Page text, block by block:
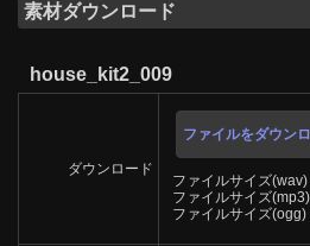
素材ダウンロード
house_kit2_009
ダウンロード
ファイルをダウン
ファイルサイズ
ファイルサイズ
ファイルサイズ(ogg)